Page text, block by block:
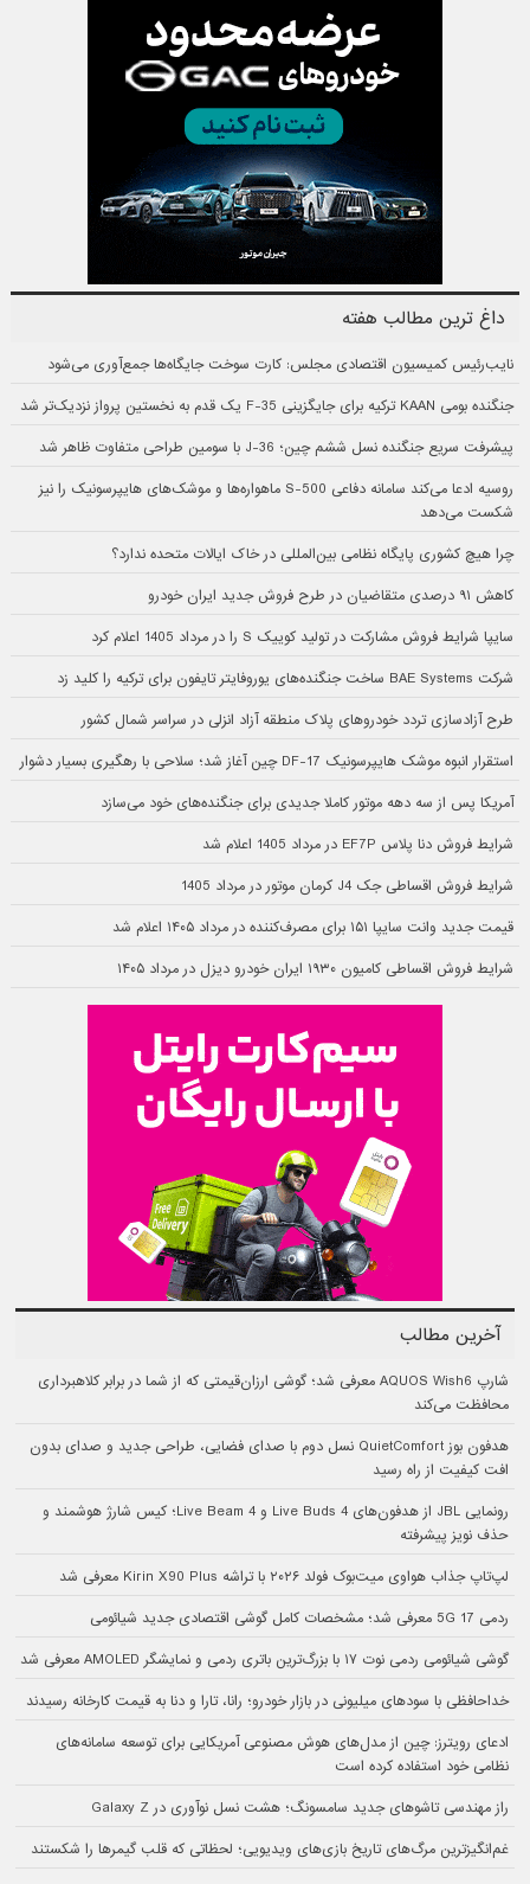
داغ ترین مطالب هفته
نایب‌رئیس کمیسیون اقتصادی مجلس: کارت سوخت جایگاه‌ها جمع‌آوری می‌شود
جنگنده بومی KAAN ترکیه برای جایگزینی F-35 یک قدم به نخستین پرواز نزدیک‌تر شد
پیشرفت سریع جنگنده نسل ششم چین؛ J-36 با سومین طراحی متفاوت ظاهر شد
روسیه ادعا می‌کند سامانه دفاعی S-500 ماهواره‌ها و موشک‌های هایپرسونیک را نیز
شکست می‌دهد
چرا هیچ کشوری پایگاه نظامی بین‌المللی در خاک ایالات متحده ندارد؟
کاهش ۹۱ درصدی متقاضیان در طرح فروش جدید ایران خودرو
سایپا شرایط فروش مشارکت در تولید کوییک S را در مرداد 1405 اعلام کرد
شرکت BAE Systems ساخت جنگنده‌های یوروفایتر تایفون برای ترکیه را کلید زد
طرح آزادسازی تردد خودروهای پلاک منطقه آزاد انزلی در سراسر شمال کشور
استقرار انبوه موشک هایپرسونیک DF-17 چین آغاز شد؛ سلاحی با رهگیری بسیار دشوار
آمریکا پس از سه دهه موتور کاملا جدیدی برای جنگنده‌های خود می‌سازد
شرایط فروش دنا پلاس EF7P در مرداد 1405 اعلام شد
شرایط فروش اقساطی جک J4 کرمان موتور در مرداد 1405
قیمت جدید وانت سایپا ۱۵۱ برای مصرف‌کننده در مرداد ۱۴۰۵ اعلام شد
شرایط فروش اقساطی کامیون ۱۹۳۰ ایران خودرو دیزل در مرداد ۱۴۰۵
آخرین مطالب
شارپ AQUOS Wish6 معرفی شد؛ گوشی ارزان‌قیمتی که از شما در برابر کلاهبرداری
محافظت می‌کند
هدفون بوز QuietComfort نسل دوم با صدای فضایی، طراحی جدید و صدای بدون
افت کیفیت از راه رسید
رونمایی JBL از هدفون‌های Live Buds 4 و Live Beam 4؛ کیس شارژ هوشمند و
حذف نویز پیشرفته
لپ‌تاپ جذاب هواوی میت‌بوک فولد ۲۰۲۶ با تراشه Kirin X90 Plus معرفی شد
ردمی 17 5G معرفی شد؛ مشخصات کامل گوشی اقتصادی جدید شیائومی
گوشی شیائومی ردمی نوت ۱۷ با بزرگ‌ترین باتری ردمی و نمایشگر AMOLED معرفی شد
خداحافظی با سودهای میلیونی در بازار خودرو؛ رانا، تارا و دنا به قیمت کارخانه رسیدند
ادعای رویترز: چین از مدل‌های هوش مصنوعی آمریکایی برای توسعه سامانه‌های
نظامی خود استفاده کرده است
راز مهندسی تاشوهای جدید سامسونگ؛ هشت نسل نوآوری در Galaxy Z
غم‌انگیزترین مرگ‌های تاریخ بازی‌های ویدیویی؛ لحظاتی که قلب گیمرها را شکستند